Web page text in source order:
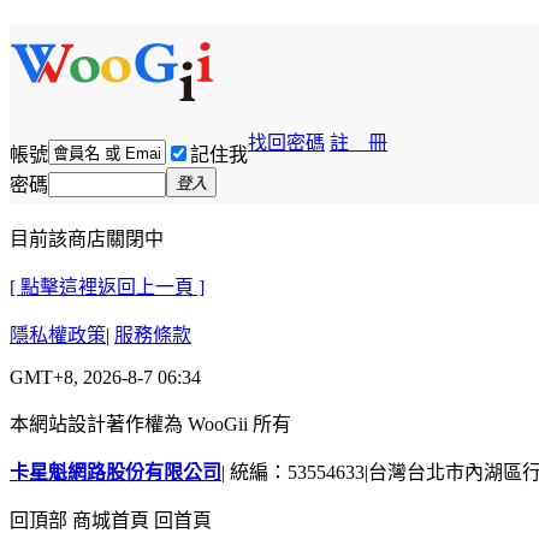
帳號 記住我
找回密碼 註 冊
密碼 登入
目前該商店關閉中
[ 點擊這裡返回上一頁 ]
隱私權政策| 服務條款
GMT+8, 2026-8-7 06:34
本網站設計著作權為 WooGii 所有
卡星魁網路股份有限公司 | 統編：53554633|台灣台北市內湖區
回頂部 商城首頁 回首頁